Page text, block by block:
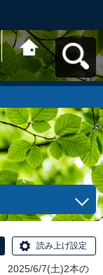
ふなばし市民力
発見サイトへ戻
る
読み上げ設定
2025/6/7(土)2本の